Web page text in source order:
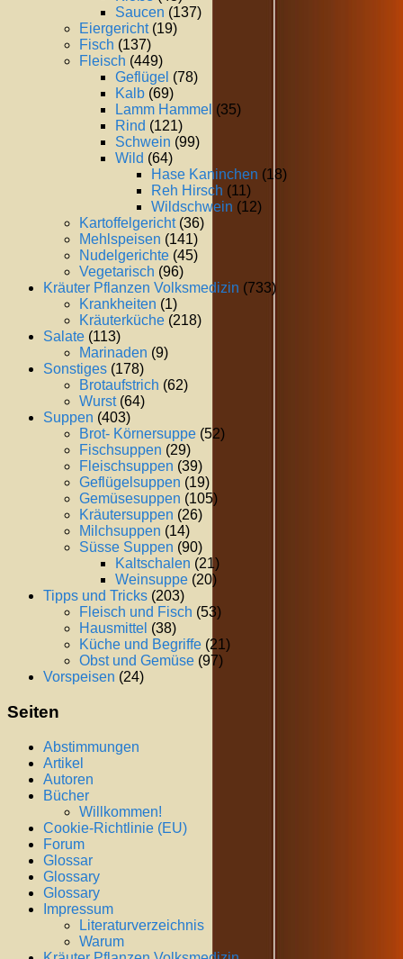
Saucen (137)
Eiergericht(19)
Fisch (137)
Fleisch (449)
Geflügel (78)
Kalb (69)
Lamm Hammel (35)
Rind (121)
Schwein (99)
Wild (64)
Hase Kaninchen (18)
Reh Hirsch (11)
Wildschwein (12)
Kartoffelgericht(36)
Mehlspeisen (141)
Nudelgerichte (45)
Vegetarisch (96)
Kräuter Pflanzen Volksmedizin (733)
Krankheiten (1)
Kräuterküche (218)
Salate (113)
Marinaden (9)
Sonstiges (178)
Brotaufstrich (62)
Wurst(64)
Suppen (403)
Brot- Körnersuppe (52)
Fischsuppen (29)
Fleischsuppen (39)
Geflügelsuppen (19)
Gemüsesuppen (105)
Kräutersuppen (26)
Milchsuppen (14)
Süsse Suppen (90)
Kaltschalen (21)
Weinsuppe (20)
Tipps und Tricks (203)
Fleisch und Fisch (53)
Hausmittel (38)
Küche und Begriffe (21)
Obst und Gemüse (97)
Vorspeisen (24)
Seiten
Abstimmungen
Artikel
Autoren
Bücher
Willkommen!
Cookie-Richtlinie (EU)
Forum
Glossar
Glossary
Glossary
Impressum
Literaturverzeichnis
Warum